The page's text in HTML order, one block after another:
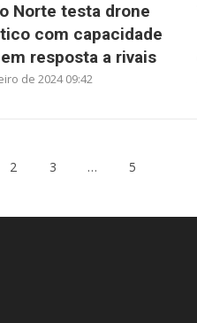
Norte testa drone
com capacidade
resposta a rivais
de 2024 09:42
2 3 … 5